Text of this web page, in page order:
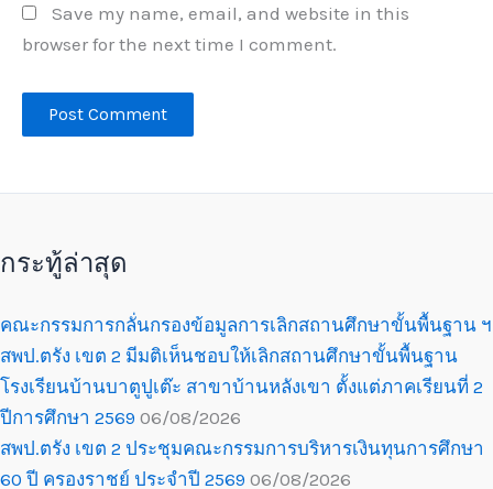
Save my name, email, and website in this
browser for the next time I comment.
กระทู้ล่าสุด
คณะกรรมการกลั่นกรองข้อมูลการเลิกสถานศึกษาขั้นพื้นฐาน ฯ
สพป.ตรัง เขต 2 มีมติเห็นชอบให้เลิกสถานศึกษาขั้นพื้นฐาน
โรงเรียนบ้านบาตูปูเต๊ะ สาขาบ้านหลังเขา ตั้งแต่ภาคเรียนที่ 2
ปีการศึกษา 2569 06/08/2026
สพป.ตรัง เขต 2 ประชุมคณะกรรมการบริหารเงินทุนการศึกษา
60 ปี ครองราชย์ ประจำปี 2569 06/08/2026